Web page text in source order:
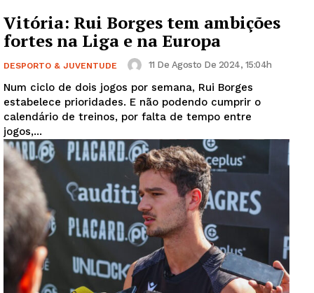
Vitória: Rui Borges tem ambições
fortes na Liga e na Europa
DESPORTO & JUVENTUDE 11 De Agosto De 2024, 15:04h
Num ciclo de dois jogos por semana, Rui Borges
estabelece prioridades. E não podendo cumprir o
calendário de treinos, por falta de tempo entre
jogos,...